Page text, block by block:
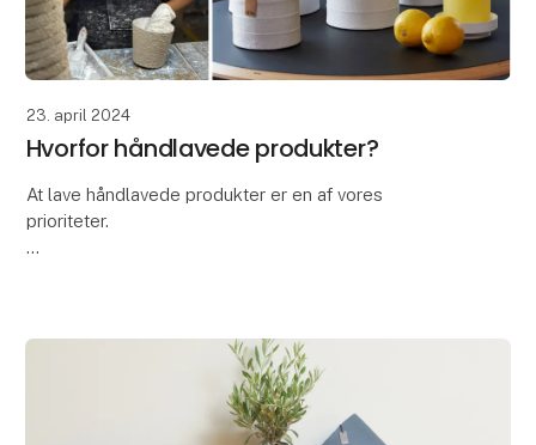
23. april 2024
Hvorfor håndlavede produkter?
At lave håndlavede produkter er en af vores
prioriteter.